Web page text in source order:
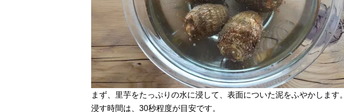
まず、里芋をたっぷりの水に浸して、表面についた泥をふやかします。
浸す時間は、30秒程度が目安です。